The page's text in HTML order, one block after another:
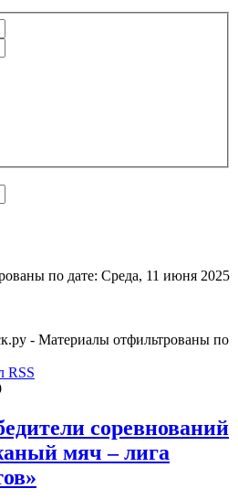
по дате: Среда, 11 июня 2025
- Материалы отфильтрованы по
RSS
соревнований
мяч – лига